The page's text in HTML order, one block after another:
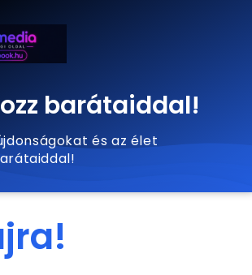
barátaiddal!
és az élet